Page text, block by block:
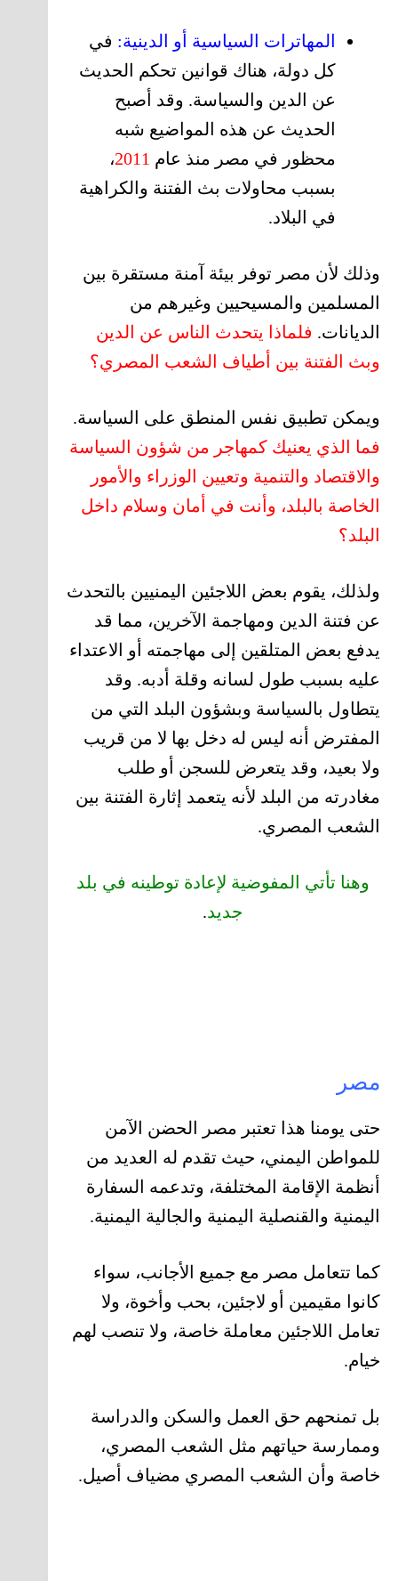
المهاترات السياسية أو الدينية: في
كل دولة، هناك قوانين تحكم الحديث
عن الدين والسياسة. وقد أصبح
الحديث عن هذه المواضيع شبه
محظور في مصر منذ عام 2011،
بسبب محاولات بث الفتنة والكراهية
في البلاد.
وذلك لأن مصر توفر بيئة آمنة مستقرة بين
المسلمين والمسيحيين وغيرهم من
الديانات. فلماذا يتحدث الناس عن الدين
وبث الفتنة بين أطياف الشعب المصري؟
ويمكن تطبيق نفس المنطق على السياسة.
فما الذي يعنيك كمهاجر من شؤون السياسة
والاقتصاد والتنمية وتعيين الوزراء والأمور
الخاصة بالبلد، وأنت في أمان وسلام داخل
البلد؟
ولذلك، يقوم بعض اللاجئين اليمنيين بالتحدث
عن فتنة الدين ومهاجمة الآخرين، مما قد
يدفع بعض المتلقين إلى مهاجمته أو الاعتداء
عليه بسبب طول لسانه وقلة أدبه. وقد
يتطاول بالسياسة وبشؤون البلد التي من
المفترض أنه ليس له دخل بها لا من قريب
ولا بعيد، وقد يتعرض للسجن أو طلب
مغادرته من البلد لأنه يتعمد إثارة الفتنة بين
الشعب المصري.
وهنا تأتي المفوضية لإعادة توطينه في بلد
جديد.
مصر
حتى يومنا هذا تعتبر مصر الحضن الآمن
للمواطن اليمني، حيث تقدم له العديد من
أنظمة الإقامة المختلفة، وتدعمه السفارة
اليمنية والقنصلية اليمنية والجالية اليمنية.
كما تتعامل مصر مع جميع الأجانب، سواء
كانوا مقيمين أو لاجئين، بحب وأخوة، ولا
تعامل اللاجئين معاملة خاصة، ولا تنصب لهم
خيام.
بل تمنحهم حق العمل والسكن والدراسة
وممارسة حياتهم مثل الشعب المصري،
خاصة وأن الشعب المصري مضياف أصيل.